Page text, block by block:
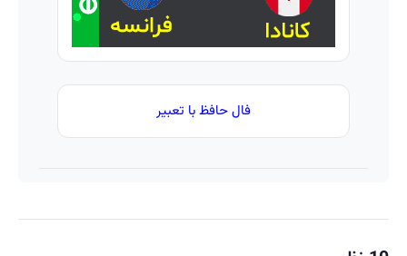
فال حافظ با تعبیر